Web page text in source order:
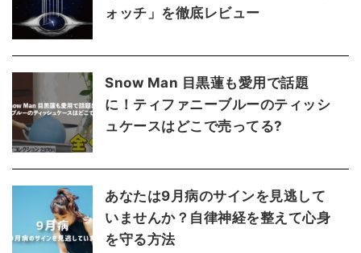
ォッチ」を徹底レビュー
Snow Man 目黒蓮も愛用で話題
に！ティファニーブルーのティッシ
ュケースはどこで売ってる?
あなたは9月病のサインを見逃して
いませんか？自律神経を整えて心身
を守る方法